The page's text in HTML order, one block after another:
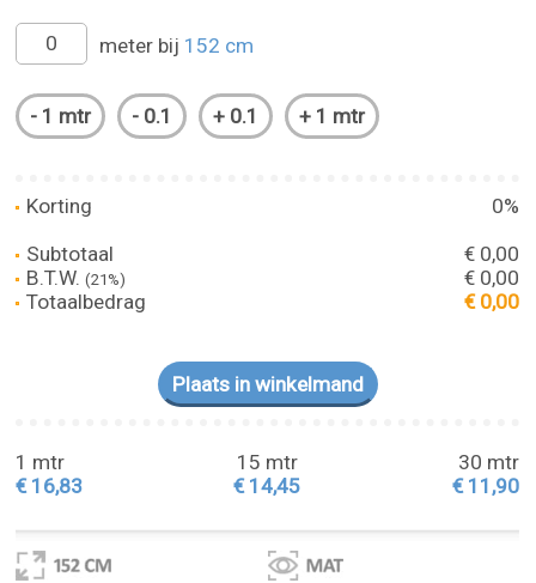
meter bij 152 cm
Korting
0%
Subtotaal
€ 0,00
B.T.W.(21%)
€ 0,00
Totaalbedrag
€ 0,00
1 mtr
€ 16,83
15 mtr
€ 14,45
30 mtr
€ 11,90